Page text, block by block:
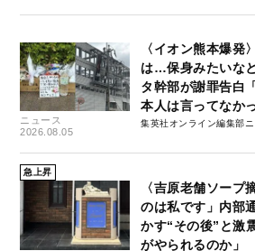
ニュース
2026.08.05
〈イオン熊本爆発
は…保身みたいな
タ幹部が謝罪告白
本人は言ってなか
集英社オンライン編集部
急上昇
〈吉原老舗ソープ
のは私です」内部
かす“その後”と激
がやられるのか」